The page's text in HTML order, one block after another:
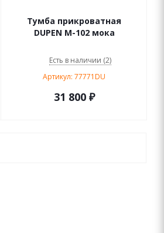
Тумба прикроватная
DUPEN М-102 мока
Есть в наличии (2)
Артикул: 77771DU
31 800₽